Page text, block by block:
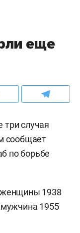
еще
три случая
сообщает
по борьбе
женщины 1938
1955